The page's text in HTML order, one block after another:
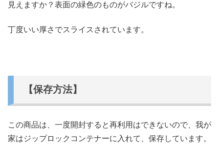
見えますか？表面の緑色のものがバジルですね。
丁度いい厚さでスライスされています。
【保存方法】
この商品は、一度開封すると再利用はできないので、我が
家はジップロックコンテナーに入れて、保存しています。